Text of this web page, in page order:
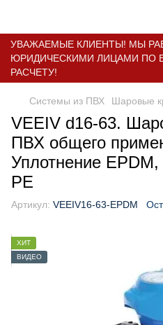
УВАЖАЕМЫЕ КЛИЕНТЫ! МЫ
ЮРИДИЧЕСКИМИ ЛИЦАМИ ПО
РАСЧЕТУ!
Системы из ПВХ Шаровые
VEEIV d16-63.
ПВХ общего
Уплотнение
PE
Артикул: VEEIV16-63-EPDM
ХИТ
ВИДЕО